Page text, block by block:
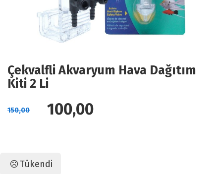
Çekvalfli Akvaryum Hava Dağıtım
Kiti 2 Li
150,00 100,00
Tükendi